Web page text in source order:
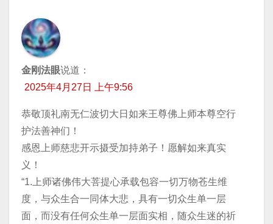
金刚法眼说道：
2025年4月27日 上午9:56
恭敬顶礼南无仁波切大日如来王尊佛上师本尊空行
护法善神们！
感恩上师慈悲开示摄受加持弟子！愿解如来真实
义！
“1.上师诸佛伟大菩提心承载包容一切万物苍生维
度，与众生合一同体大悲，具有一切众生单一层
面，而没有任何众生单一层面实相，随众生迷的祈